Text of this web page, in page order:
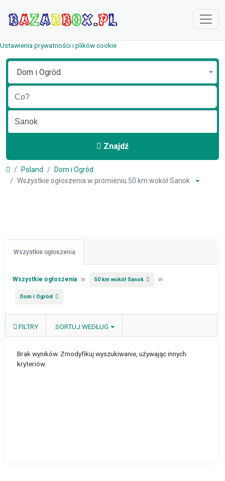
Ustawienia prywatności i plików cookie
Dom i Ogród
Znajdź
Poland
Dom i Ogród
Wszystkie ogłoszenia w promieniu 50 km wokół Sanok
Wszystkie ogłoszenia
Wszystkie ogłoszenia w 50 km wokół Sanok w
Dom i Ogród
FILTRY SORTUJ WEDŁUG
Brak wyników. Zmodyfikuj wyszukiwanie, używając innych
kryteriów.